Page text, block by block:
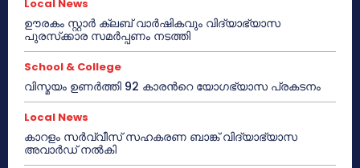
Local News
ഊരകം സ്റ്റാർ ക്ലബ് വാർഷികവും വിദ്യാഭ്യാസ
പുരസ്‌ക്കാര സമർപ്പണം നടത്തി
School & College
വിസ്മയം ഉണർത്തി 92 കാരൻറെ യോഗഭ്യാസ പ്രകടനം
Local News
കാറളം സർവ്വീസ് സഹകരണ ബാങ്ക് വിദ്യാഭ്യാസ
അവാർഡ് നൽകി